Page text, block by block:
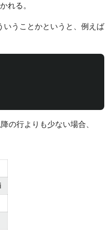
れる。
いうことかというと、例えば
の行よりも少ない場合、